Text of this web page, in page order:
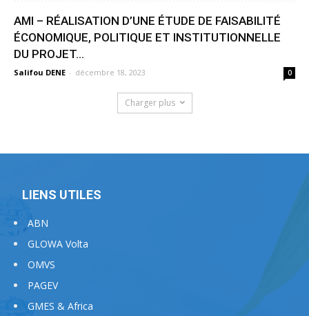
AMI – RÉALISATION D’UNE ÉTUDE DE FAISABILITÉ
ÉCONOMIQUE, POLITIQUE ET INSTITUTIONNELLE
DU PROJET...
Salifou DENE - décembre 18, 2023 0
Charger plus
LIENS UTILES
ABN
GLOWA Volta
OMVS
PAGEV
GMES & Africa